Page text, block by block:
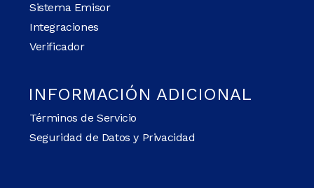
Sistema Emisor
Integraciones
Verificador
INFORMACIÓN ADICIONAL
Términos de Servicio
Seguridad de Datos y Privacidad